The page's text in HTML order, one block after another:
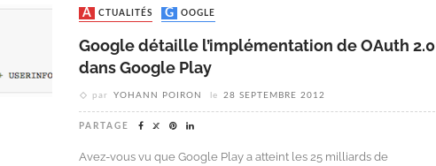
ACTUALITÉS GOOGLE
Google détaille l’implémentation de OAuth 2.0
dans Google Play
par YOHANN POIRON le 28 SEPTEMBRE 2012
PARTAGE
Avez-vous vu que Google Play a atteint les 25 milliards de